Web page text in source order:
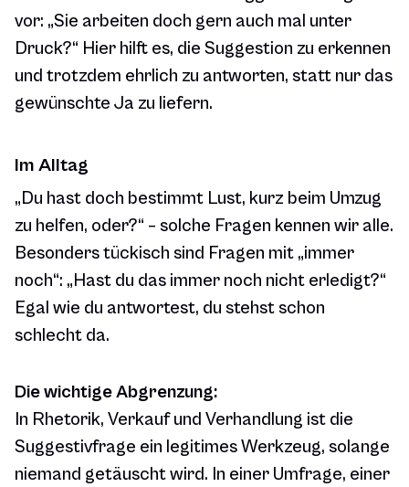
vor: „Sie arbeiten doch gern auch mal unter
Druck?“ Hier hilft es, die Suggestion zu erkennen
und trotzdem ehrlich zu antworten, statt nur das
gewünschte Ja zu liefern.
Im Alltag
„Du hast doch bestimmt Lust, kurz beim Umzug
zu helfen, oder?“ – solche Fragen kennen wir alle.
Besonders tückisch sind Fragen mit „immer
noch“: „Hast du das immer noch nicht erledigt?“
Egal wie du antwortest, du stehst schon
schlecht da.
Die wichtige Abgrenzung:
In Rhetorik, Verkauf und Verhandlung ist die
Suggestivfrage ein legitimes Werkzeug, solange
niemand getäuscht wird. In einer Umfrage, einer